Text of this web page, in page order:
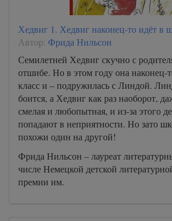
21_Krasivye tsvety
22_V solnechnyy ray
23_Vo vtorom klasse
Хедвиг 1. Хедвиг наконец-то идёт в
Автор: Фрида Нильсон
Семилетней Хедвиг скучно с
отшибе. Но в этом году она
класс и – подружилась с Линдой.
боится, а Хедвиг как раз наоборот,
смелая и любопытная, и из-за этого
попадают в неприятности. Но зато
похожи один на другой!
Фрида Нильсон – лауреат
числе Немецкой детской
премии им.